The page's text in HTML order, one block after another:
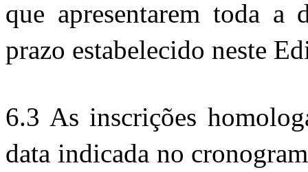
que apresentarem toda a
prazo estabelecido neste
6.3 As inscrições
data indicada no